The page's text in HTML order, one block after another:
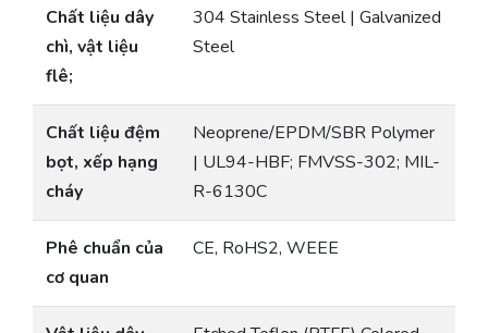
Chất liệu dây
chì, vật liệu
flê;
304 Stainless Steel | Galvanized
Steel
Chất liệu đệm
bọt, xếp hạng
cháy
Neoprene/EPDM/SBR Polymer
| UL94-HBF; FMVSS-302; MIL-
R-6130C
Phê chuẩn của
cơ quan
CE, RoHS2, WEEE